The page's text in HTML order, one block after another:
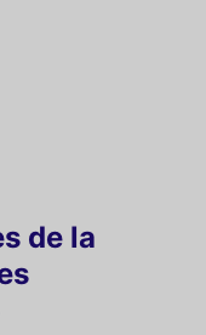
de la